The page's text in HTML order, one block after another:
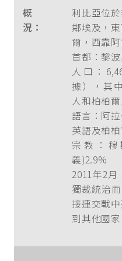
概
況：
利比亞位
鄰埃及，
爾，西靠
首都：黎波
人口：
據），其
人和柏柏
語言：阿
英語及柏
宗教：
義)2.9%
2011年2
獨裁統治
接連交戰
到其他國家